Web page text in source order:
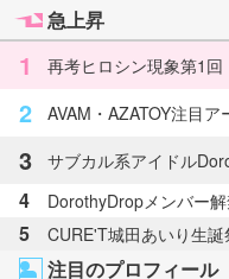
急上昇
1 再考ヒロシン現象第1回
2 AVAM・AZATOY注目ア
3 サブカル系アイドル
4 DorothyDropメンバー
5 CURE'T城田あいり生誕
注目のプロフィール